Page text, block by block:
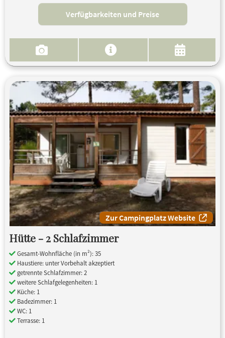
Verfügbarkeiten und Preise
Zur Campingplatz Website
Hütte - 2 Schlafzimmer
Gesamt-Wohnfläche (in m²): 35
Haustiere: unter Vorbehalt akzeptiert
getrennte Schlafzimmer: 2
weitere Schlafgelegenheiten: 1
Küche: 1
Badezimmer: 1
WC: 1
Terrasse: 1